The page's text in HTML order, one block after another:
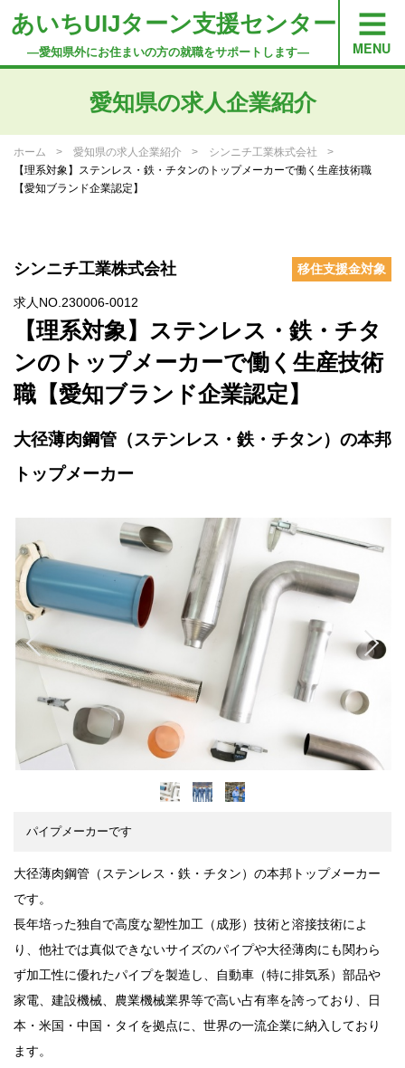
あいちUIJターン支援センター
―愛知県外にお住まいの方の就職をサポートします―
愛知県の求人企業紹介
ホーム 愛知県の求人企業紹介
シンニチ工業株式会社
【理系対象】ステンレス・鉄・チタンのトップメーカーで働く生産技術職
【愛知ブランド企業認定】
移住支援金対象
シンニチ工業株式会社
求人NO.230006-0012
【理系対象】ステンレス・鉄・チタ
ンのトップメーカーで働く生産技術
職【愛知ブランド企業認定】
大径薄肉鋼管（ステンレス・鉄・チタン）の本邦
トップメーカー
パイプメーカーです
大径薄肉鋼管（ステンレス・鉄・チタン）の本邦トップメーカー
です。
長年培った独自で高度な塑性加工（成形）技術と溶接技術によ
り、他社では真似できないサイズのパイプや大径薄肉にも関わら
ず加工性に優れたパイプを製造し、自動車（特に排気系）部品や
家電、建設機械、農業機械業界等で高い占有率を誇っており、日
本・米国・中国・タイを拠点に、世界の一流企業に納入しており
ます。